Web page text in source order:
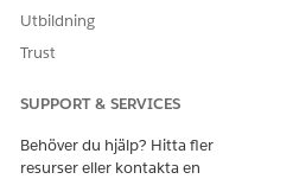
Utbildning
Trust
SUPPORT & SERVICES
Behöver du hjälp? Hitta fler
resurser eller kontakta en